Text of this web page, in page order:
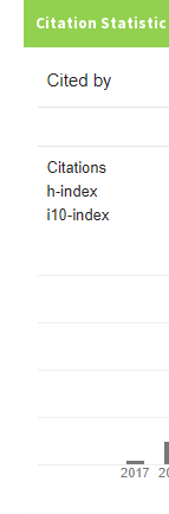
Citation Statistic